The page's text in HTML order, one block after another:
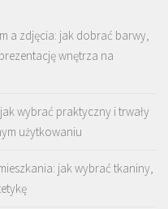
a zdjęcia: jak dobrać barwy,
wnętrza na
wybrać praktyczny i trwały
użytkowaniu
jak wybrać tkaniny,